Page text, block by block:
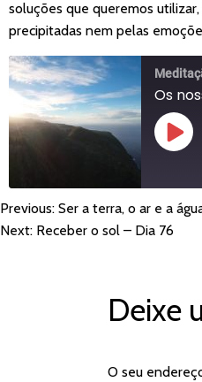
soluções que queremos
precipitadas nem pelas
Os
Amazon
PARTILHAR
INCORPORAR
ARTIGOS
Previous: Ser a terra, o ar e a
Next: Receber o sol – Dia 76
Deixe
O seu